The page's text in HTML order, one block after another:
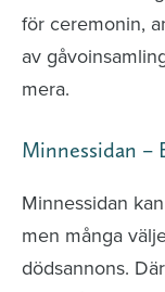
för ceremonin,
av
mera.
Minnessidan –
Minnessidan
men många
dödsannons.